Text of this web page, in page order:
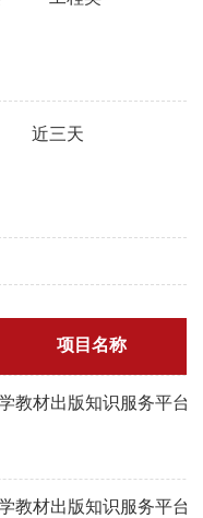
近三天
项目名称
教材出版知识服务平台
教材出版知识服务平台